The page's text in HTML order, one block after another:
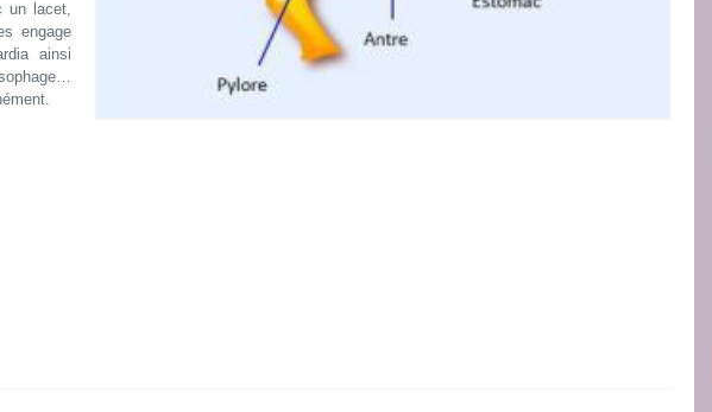
un lacet,
engage
ainsi